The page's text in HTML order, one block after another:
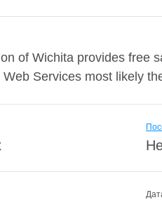
of Wichita provides free
Services most likely